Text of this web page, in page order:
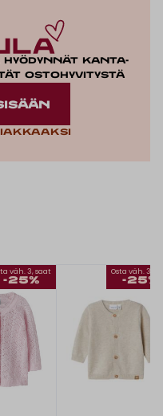
kanta-
ostohyvitystä
väh. 3, saat
-25%
Osta väh. 3,
-25%